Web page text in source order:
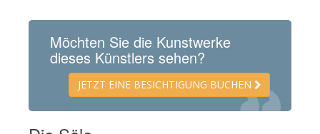
San Marco Museum
Archäologisches Museum
Opificio delle Pietre Dure
Museo Galileo
Möchten Sie die Kunstwerke
dieses Künstlers sehen?
JETZT EINE BESICHTIGUNG BUCHEN